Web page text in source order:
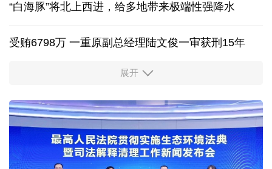
“白海豚”将北上西进，给多地带来极端性强降水
受贿6798万 一重原副总经理陆文俊一审获刑15年
从中国空调热销欧洲，看中国制造惠及全球
二季度中国清洁能源建设景气指数处于较景气区间
服贸会进入倒计时一个月 180余项创新成果将发布
展开